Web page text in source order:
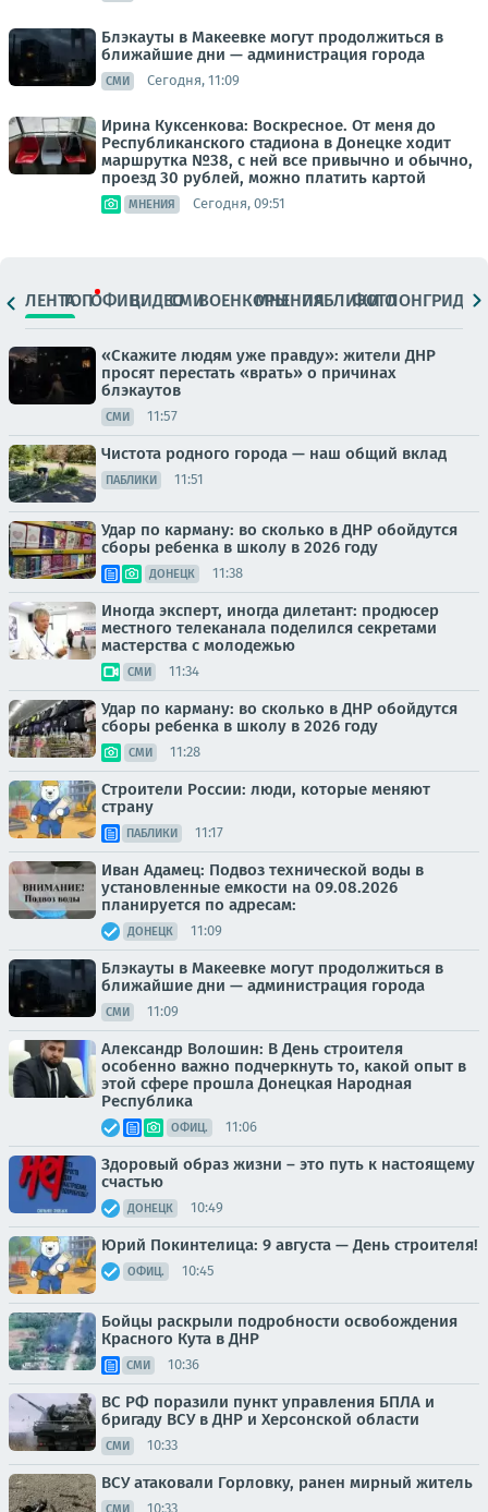
Блэкауты в Макеевке могут продолжиться в
ближайшие дни — администрация города
СМИ Сегодня, 11:09
Ирина Куксенкова: Воскресное. От меня до
Республиканского стадиона в Донецке ходит
маршрутка №38, с ней все привычно и обычно,
проезд 30 рублей, можно платить картой
МНЕНИЯ Сегодня, 09:51
ЛЕНТАТОПОФИЦ.ВИДЕОСМИВОЕНКОРЫМНЕНИЯПАБЛИКИ
ФОТОЛОНГРИДЫ
«Скажите людям уже правду»: жители ДНР
просят перестать «врать» о причинах
блэкаутов
СМИ 11:57
Чистота родного города — наш общий вклад
ПАБЛИКИ 11:51
Удар по карману: во сколько в ДНР обойдутся
сборы ребенка в школу в 2026 году
ДОНЕЦК 11:38
Иногда эксперт, иногда дилетант: продюсер
местного телеканала поделился секретами
мастерства с молодежью
СМИ 11:34
Удар по карману: во сколько в ДНР обойдутся
сборы ребенка в школу в 2026 году
СМИ 11:28
Строители России: люди, которые меняют
страну
ПАБЛИКИ 11:17
Иван Адамец: Подвоз технической воды в
установленные емкости на 09.08.2026
планируется по адресам:
ДОНЕЦК 11:09
Блэкауты в Макеевке могут продолжиться в
ближайшие дни — администрация города
СМИ 11:09
Александр Волошин: В День строителя
особенно важно подчеркнуть то, какой опыт в
этой сфере прошла Донецкая Народная
Республика
ОФИЦ. 11:06
Здоровый образ жизни – это путь к настоящему
счастью
ДОНЕЦК 10:49
Юрий Покинтелица: 9 августа — День строителя!
ОФИЦ. 10:45
Бойцы раскрыли подробности освобождения
Красного Кута в ДНР
СМИ 10:36
ВС РФ поразили пункт управления БПЛА и
бригаду ВСУ в ДНР и Херсонской области
СМИ 10:33
ВСУ атаковали Горловку, ранен мирный житель
10:33